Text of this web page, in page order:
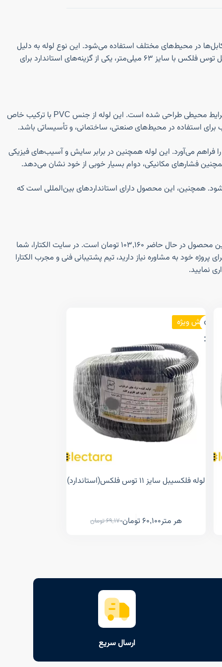
از کابل‌ها در محیط‌های مختلف استفاده می‌شود. این نوع لوله به دلیل
ویژگی‌های فنی و ساختار مقاوم خود، در بسیاری از پروژه‌ها از جمله پروژه‌های صنعتی، ساختمانی و تأسیساتی مورد استفاده قرار می‌گیرد. لوله فلکسیبل توس فلکس با سایز ۶۳ میلی‌متر، یکی از گزینه‌های استاندارد برای
لوله فلکسیبل سایز ۶۳ توس فلکس (استاندارد) محصولی با کیفیت بالا است که به‌طور خاص برای حفاظت از کابل‌ها و سیم‌ها در برابر آسیب‌ها و شرایط محیطی طراحی شده است. این لوله از جنس PVC با ترکیب خاص
استفاده در محیط‌های صنعتی، ساختمانی، و تأسیساتی باشد.
در فضاهای مختلف را فراهم می‌آورد. این لوله همچنین در برابر سایش و آسیب‌های فیزیکی
فشارهای مکانیکی، دوام بسیار خوبی از خود نشان می‌دهد.
می‌شود. همچنین، این محصول دارای استانداردهای بین‌المللی است که
برای خرید لوله فلکسیبل سایز ۶۳ توس فلکس (استاندارد) و اطلاع از قیمت روز آن، تنها کافی است به فروشگاه اینترنتی الکتارا مراجعه کنید. قیمت این محصول در حال حاضر ۱۰۳,۱۶۰ تومان است. در سایت الکتارا، شما
خود به مشاوره نیاز دارید، تیم پشتیبانی فنی و مجرب الکتارا
نمایید.
فروش ویژه
لوله فلکسیبل سایز ۱۱ توس فلکس(استاندارد)
هر متر 69,170تومان 60,100 تومان
ارسال سریع